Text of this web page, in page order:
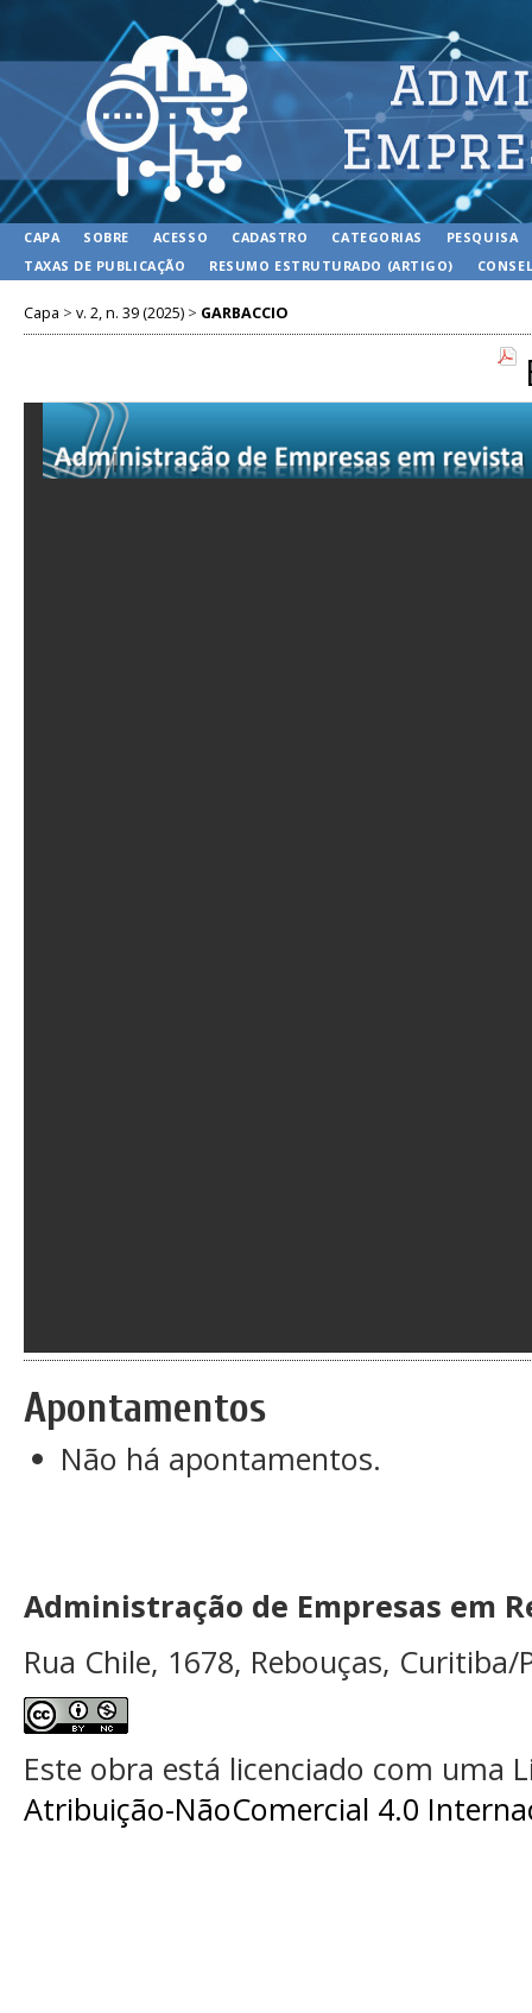
CAPA SOBRE ACESSO CADASTRO CATEGORIAS
PESQUISA
TAXAS DE PUBLICAÇÃO
RESUMO ESTRUTURADO (ARTIGO)
Capa > v. 2, n. 39 (2025) > GARBACCIO
Apontamentos
Não há apontamentos.
Administração de Empresas em
Rua Chile, 1678, Rebouças, Curitiba/
Este obra está licenciado com uma
Atribuição-NãoComercial 4.0